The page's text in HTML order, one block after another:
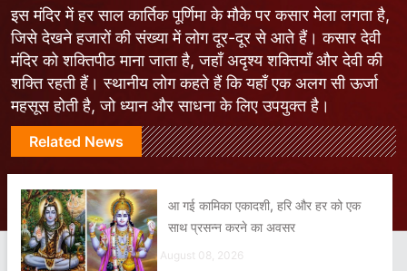
इस मंदिर में हर साल कार्तिक पूर्णिमा के मौके पर कसार मेला लगता है,
जिसे देखने हजारों की संख्या में लोग दूर-दूर से आते हैं। कसार देवी
मंदिर को शक्तिपीठ माना जाता है, जहाँ अदृश्य शक्तियाँ और देवी की
शक्ति रहती हैं। स्थानीय लोग कहते हैं कि यहाँ एक अलग सी ऊर्जा
महसूस होती है, जो ध्यान और साधना के लिए उपयुक्त है।
Related News
आ गई कामिका एकादशी, हरि और हर को एक
साथ प्रसन्न करने का अवसर
August 08, 2026